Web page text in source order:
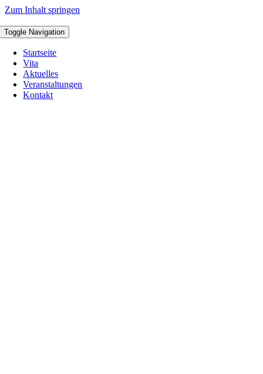
Zum Inhalt springen
Toggle Navigation
Startseite
Vita
Aktuelles
Veranstaltungen
Kontakt